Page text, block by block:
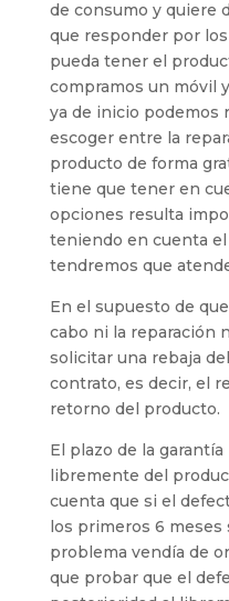
de consumo y quiere
que responder por los
pueda tener el
compramos un móvil
ya de inicio podemos
escoger entre la
producto de forma
tiene que tener en
opciones resulta
teniendo en cuenta
tendremos que
En el supuesto de
cabo ni la reparación
solicitar una rebaja
contrato, es decir, el
retorno del producto.
El plazo de la
libremente del
cuenta que si el
los primeros 6
problema vendía de
que probar que el